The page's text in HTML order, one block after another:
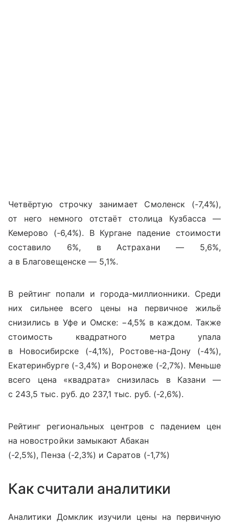
Четвёртую строчку занимает Смоленск (-7,4%),
от него немного отстаёт столица Кузбасса —
Кемерово (-6,4%). В Кургане падение стоимости
составило 6%, в Астрахани — 5,6%,
а в Благовещенске — 5,1%.
В рейтинг попали и города-миллионники. Среди
них сильнее всего цены на первичное жильё
снизились в Уфе и Омске: −4,5% в каждом. Также
стоимость квадратного метра упала
в Новосибирске (-4,1%), Ростове-на-Дону (-4%),
Екатеринбурге (-3,4%) и Воронеже (-2,7%). Меньше
всего цена «квадрата» снизилась в Казани —
с 243,5 тыс. руб. до 237,1 тыс. руб. (-2,6%).
Рейтинг региональных центров с падением цен
на новостройки замыкают Абакан
(-2,5%), Пенза (-2,3%) и Саратов (-1,7%)
Как считали аналитики
Аналитики Домклик изучили цены на первичную